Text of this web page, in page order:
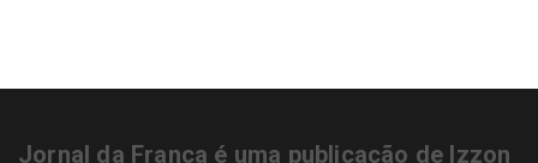
Jornal da Franca é uma publicação de Izzon